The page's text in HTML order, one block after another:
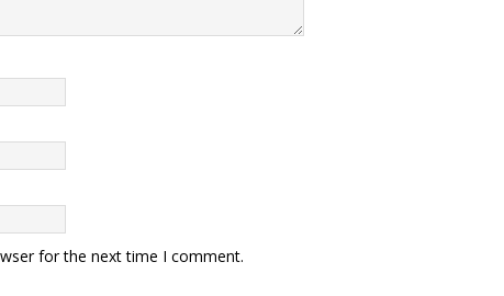
for the next time I comment.